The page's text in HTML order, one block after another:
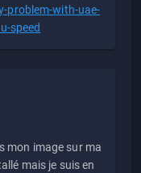
problem-with-uae-
speed
mon image sur ma
mais je suis en